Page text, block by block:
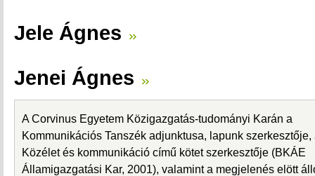
Jele Ágnes
Jenei Ágnes
A Corvinus Egyetem Közigazgatás-tudományi Karán a
Kommunikációs Tanszék adjunktusa, lapunk szerkesztője,
Közélet és kommunikáció című kötet szerkesztője (BKÁE
Államigazgatási Kar, 2001), valamint a megjelenés elött